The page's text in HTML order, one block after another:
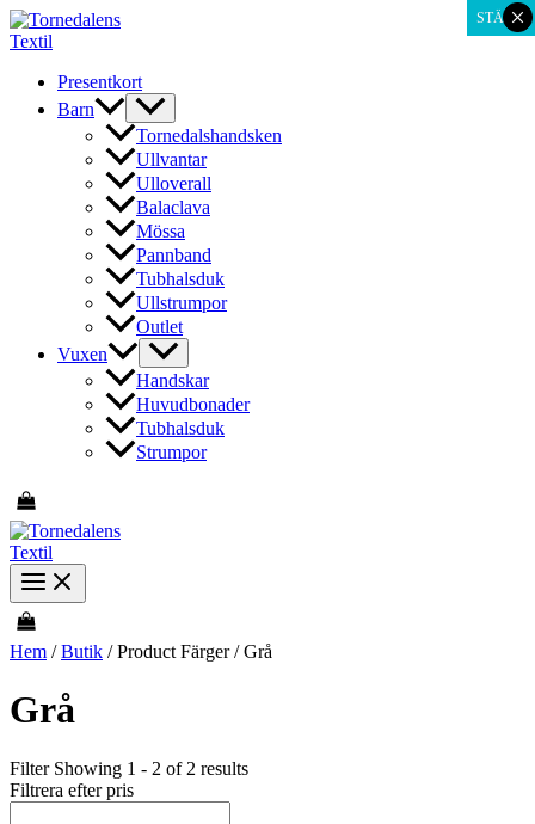
Hoppa
till
Presentkort
Barn
Tornedalshandsken
Ullvantar
Ulloverall
Balaclava
Mössa
Pannband
Tubhalsduk
Ullstrumpor
Outlet
Vuxen
Handskar
Huvudbonader
Tubhalsduk
Strumpor
Hem /Butik / Product Färger / Grå
Grå
Filter Showing 1 - 2 of 2 results
Filtrera efter pris
STÄNG
×